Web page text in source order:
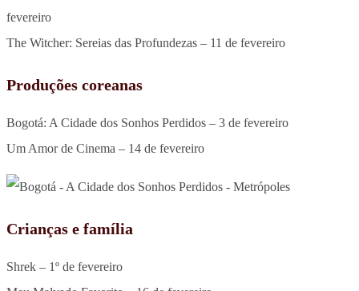
fevereiro
The Witcher: Sereias das Profundezas – 11 de fevereiro
Produções coreanas
Bogotá: A Cidade dos Sonhos Perdidos – 3 de fevereiro
Um Amor de Cinema – 14 de fevereiro
Crianças e família
Shrek – 1º de fevereiro